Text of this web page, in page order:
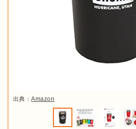
出典：Amazon